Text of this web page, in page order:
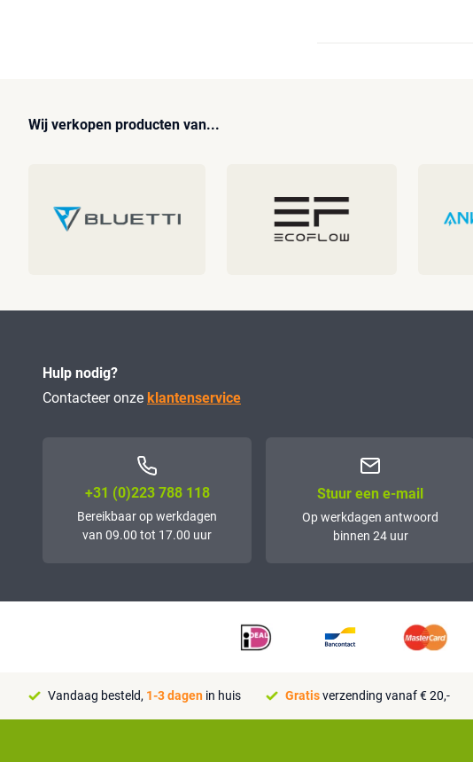
Wij verkopen producten van...
Hulp nodig?
Contacteer onze klantenservice
+31 (0)223 788 118
Bereikbaar op werkdagen
van 09.00 tot 17.00 uur
Stuur een e-mail
Op werkdagen antwoord
binnen 24 uur
Vandaag besteld, 1-3 dagen in huis Gratisverzending vanaf € 20,-